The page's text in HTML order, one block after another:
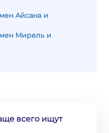
Айсана и
Мирель и
всего ищут